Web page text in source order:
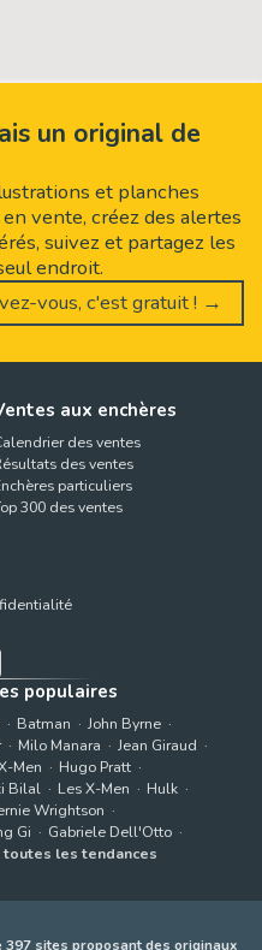
un original de
et planches
vente, créez des alertes
suivez et partagez les
endroit.
vous, c'est gratuit ! →
aux enchères
des ventes
des ventes
particuliers
300 des ventes
populaires
Batman
John Byrne
Milo Manara
Jean Giraud
Men
Hugo Pratt
Bilal Les X-Men
Hulk
Wrightson
Gi
Gabriele Dell'Otto
toutes les tendances
sites proposant des originaux